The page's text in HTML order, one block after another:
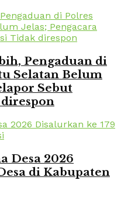
Pengaduan di
Selatan Belum
Sebut
Desa 2026
di Kabupaten